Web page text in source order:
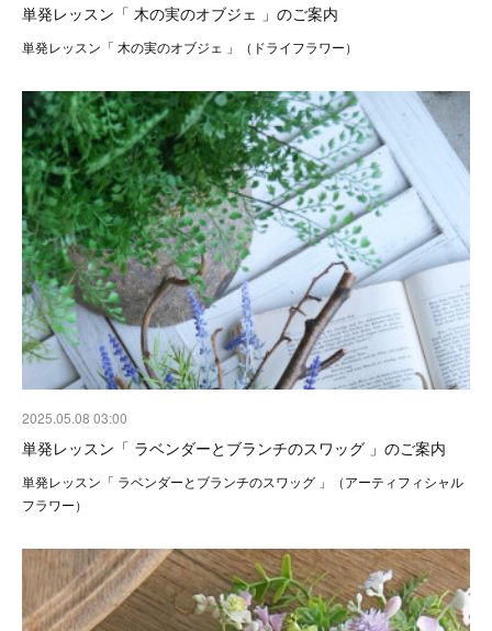
単発レッスン「 木の実のオブジェ 」のご案内
単発レッスン「 木の実のオブジェ 」（ドライフラワー）
2025.05.08 03:00
単発レッスン「 ラベンダーとブランチのスワッグ 」のご案内
単発レッスン「 ラベンダーとブランチのスワッグ 」（アーティフィシャル
フラワー）